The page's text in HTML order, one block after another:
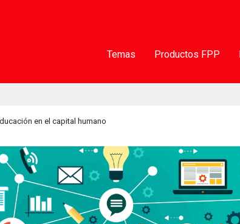
Temas Productos FPP
en el capital humano